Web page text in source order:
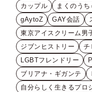
カップル
まくのう
gAytoZ
GAY会話
東京アイスクリーム男
ジブンヒストリー
チ
LGBTフレンドリー
ブリアナ・ギガンテ
自分らしく生きるプロ